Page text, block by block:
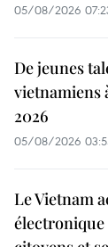
05/08/2026
De jeunes
vietnamiens
2026
05/08/2026
Le Vietnam